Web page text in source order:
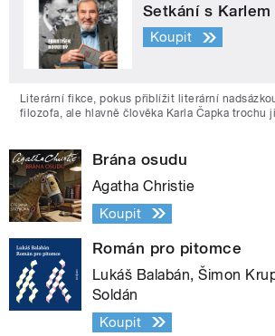
Setkání s Karlem
Koupit
Literární fikce, pokus přiblížit literární
filozofa, ale hlavně člověka Karla Čapka trochu
Brána osudu
Agatha Christie
Koupit
Román pro pitomce
Lukáš Balabán, Šimon
Soldán
Koupit